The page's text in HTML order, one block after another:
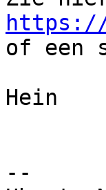
https://
of een
Hein
--